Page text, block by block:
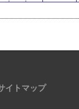
イトマップ